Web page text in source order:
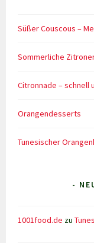
Süßer Couscous –
Sommerliche
Citronnade – schnell
Orangendesserts
Tunesischer
-
1001food.de zu